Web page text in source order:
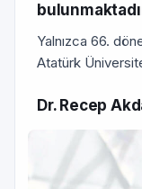
Yalnızca 66.
Atatürk
Dr. Recep